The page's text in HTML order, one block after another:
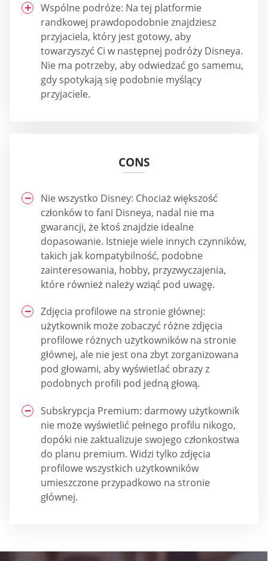
Wspólne podróże: Na tej platformie
randkowej prawdopodobnie znajdziesz
przyjaciela, który jest gotowy, aby
towarzyszyć Ci w następnej podróży Disneya.
Nie ma potrzeby, aby odwiedzać go samemu,
gdy spotykają się podobnie myślący
przyjaciele.
CONS
Nie wszystko Disney: Chociaż większość
członków to fani Disneya, nadal nie ma
gwarancji, że ktoś znajdzie idealne
dopasowanie. Istnieje wiele innych czynników,
takich jak kompatybilność, podobne
zainteresowania, hobby, przyzwyczajenia,
które również należy wziąć pod uwagę.
Zdjęcia profilowe na stronie głównej:
użytkownik może zobaczyć różne zdjęcia
profilowe różnych użytkowników na stronie
głównej, ale nie jest ona zbyt zorganizowana
pod głowami, aby wyświetlać obrazy z
podobnych profili pod jedną głową.
Subskrypcja Premium: darmowy użytkownik
nie może wyświetlić pełnego profilu nikogo,
dopóki nie zaktualizuje swojego członkostwa
do planu premium. Widzi tylko zdjęcia
profilowe wszystkich użytkowników
umieszczone przypadkowo na stronie
głównej.